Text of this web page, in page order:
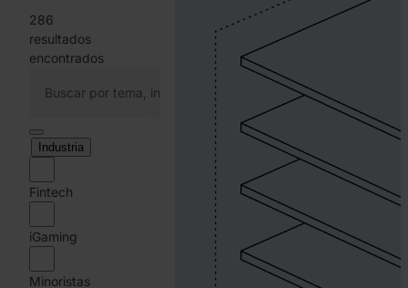
286
resultados
encontrados
Industria
Fintech
iGaming
Minoristas